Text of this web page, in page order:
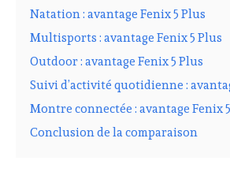
Natation : avantage Fenix 5 Plus
Multisports : avantage Fenix 5 Plus
Outdoor : avantage Fenix 5 Plus
Suivi d’activité quotidienne :
Montre connectée : avantage Fenix
Conclusion de la comparaison